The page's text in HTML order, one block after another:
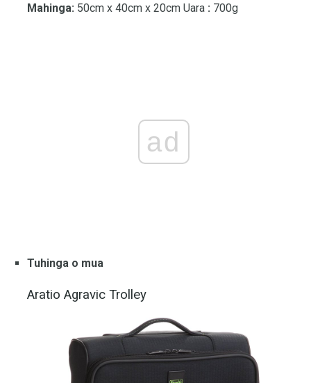
Mahinga: 50cm x 40cm x 20cm Uara : 700g
ad
Tuhinga o mua
Aratio Agravic Trolley